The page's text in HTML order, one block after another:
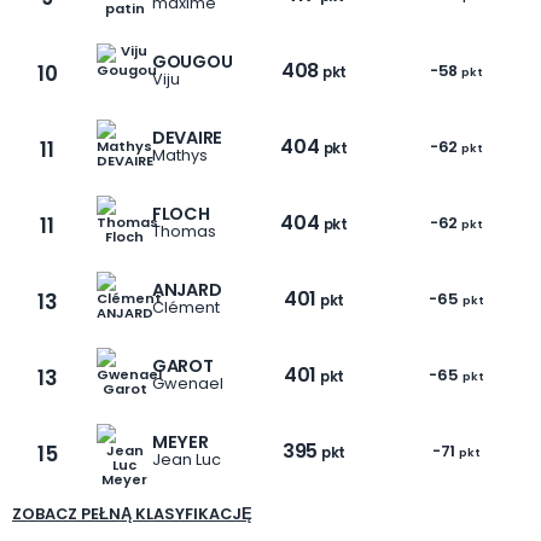
10 GOUGOU
Viju 408 pkt -58 pkt
11 DEVAIRE
Mathys 404 pkt -62 pkt
11 FLOCH
Thomas 404 pkt -62 pkt
13 ANJARD
Clément 401 pkt -65 pkt
13 GAROT
Gwenael 401 pkt -65 pkt
15 MEYER
Jean Luc 395 pkt -71 pkt
ZOBACZ PEŁNĄ KLASYFIKACJĘ